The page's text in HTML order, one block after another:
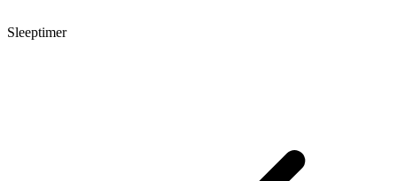
Sleeptimer